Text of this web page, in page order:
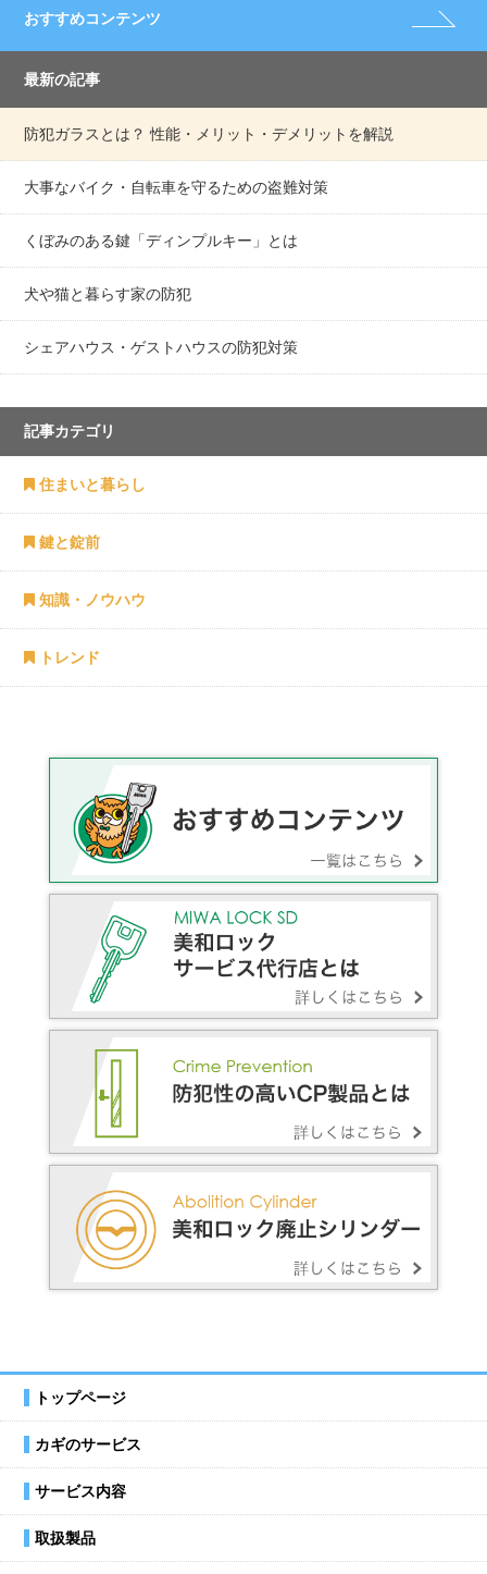
おすすめコンテンツ
最新の記事
防犯ガラスとは？ 性能・メリット・デメリットを解説
大事なバイク・自転車を守るための盗難対策
くぼみのある鍵「ディンプルキー」とは
犬や猫と暮らす家の防犯
シェアハウス・ゲストハウスの防犯対策
記事カテゴリ
住まいと暮らし
鍵と錠前
知識・ノウハウ
トレンド
トップページ
カギのサービス
サービス内容
取扱製品